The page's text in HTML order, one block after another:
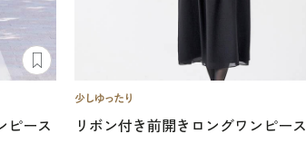
ピース リボン付き前開きロングワンピース